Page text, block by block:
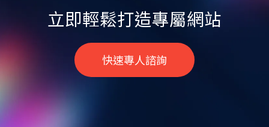
立即輕鬆打造專屬網站
快速專人諮詢